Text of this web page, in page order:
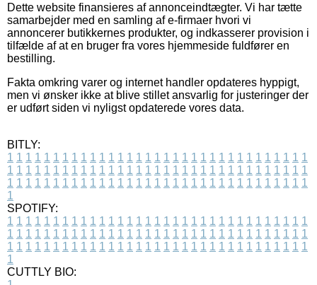
Dette website finansieres af annonceindtægter. Vi har tætte
samarbejder med en samling af e-firmaer hvori vi
annoncerer butikkernes produkter, og indkasserer provision i
tilfælde af at en bruger fra vores hjemmeside fuldfører en
bestilling.
Fakta omkring varer og internet handler opdateres hyppigt,
men vi ønsker ikke at blive stillet ansvarlig for justeringer der
er udført siden vi nyligst opdaterede vores data.
BITLY:
1 1 1 1 1 1 1 1 1 1 1 1 1 1 1 1 1 1 1 1 1 1 1 1 1 1 1 1 1 1 1 1 1
1 1 1 1 1 1 1 1 1 1 1 1 1 1 1 1 1 1 1 1 1 1 1 1 1 1 1 1 1 1 1 1 1
1 1 1 1 1 1 1 1 1 1 1 1 1 1 1 1 1 1 1 1 1 1 1 1 1 1 1 1 1 1 1 1 1
1
SPOTIFY:
1 1 1 1 1 1 1 1 1 1 1 1 1 1 1 1 1 1 1 1 1 1 1 1 1 1 1 1 1 1 1 1 1
1 1 1 1 1 1 1 1 1 1 1 1 1 1 1 1 1 1 1 1 1 1 1 1 1 1 1 1 1 1 1 1 1
1 1 1 1 1 1 1 1 1 1 1 1 1 1 1 1 1 1 1 1 1 1 1 1 1 1 1 1 1 1 1 1 1
1
CUTTLY BIO: